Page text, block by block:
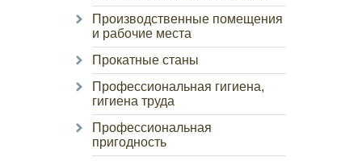
Производственные помещения
и рабочие места
Прокатные станы
Профессиональная гигиена,
гигиена труда
Профессиональная
пригодность